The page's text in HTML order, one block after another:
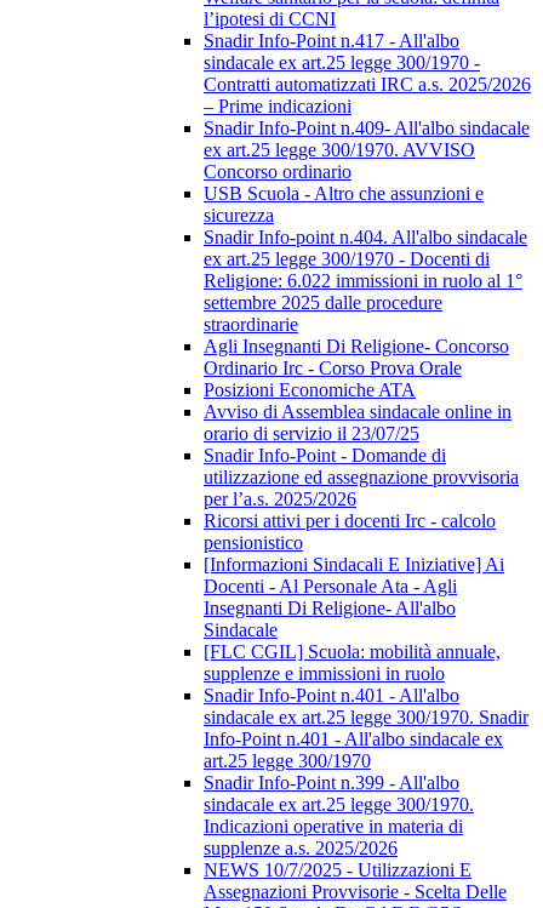
l’ipotesi di CCNI
Snadir Info-Point n.417 - All'albo
sindacale ex art.25 legge 300/1970 -
Contratti automatizzati IRC a.s. 2025/2026
– Prime indicazioni
Snadir Info-Point n.409- All'albo sindacale
ex art.25 legge 300/1970. AVVISO
Concorso ordinario
USB Scuola - Altro che assunzioni e
sicurezza
Snadir Info-point n.404. All'albo sindacale
ex art.25 legge 300/1970 - Docenti di
Religione: 6.022 immissioni in ruolo al 1°
settembre 2025 dalle procedure
straordinarie
Agli Insegnanti Di Religione- Concorso
Ordinario Irc - Corso Prova Orale
Posizioni Economiche ATA
Avviso di Assemblea sindacale online in
orario di servizio il 23/07/25
Snadir Info-Point - Domande di
utilizzazione ed assegnazione provvisoria
per l’a.s. 2025/2026
Ricorsi attivi per i docenti Irc - calcolo
pensionistico
[Informazioni Sindacali E Iniziative] Ai
Docenti - Al Personale Ata - Agli
Insegnanti Di Religione- All'albo
Sindacale
[FLC CGIL] Scuola: mobilità annuale,
supplenze e immissioni in ruolo
Snadir Info-Point n.401 - All'albo
sindacale ex art.25 legge 300/1970. Snadir
Info-Point n.401 - All'albo sindacale ex
art.25 legge 300/1970
Snadir Info-Point n.399 - All'albo
sindacale ex art.25 legge 300/1970.
Indicazioni operative in materia di
supplenze a.s. 2025/2026
NEWS 10/7/2025 - Utilizzazioni E
Assegnazioni Provvisorie - Scelta Delle